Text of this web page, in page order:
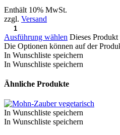
Enthält 10% MwSt.
zzgl. Versand
Ausführung wählen Dieses
Die Optionen können auf der
In Wunschliste speichern
In Wunschliste speichern
Ähnliche Produkte
In Wunschliste speichern
In Wunschliste speichern